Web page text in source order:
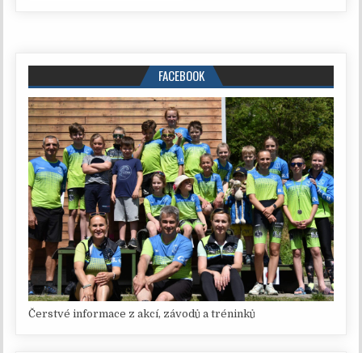
FACEBOOK
Čerstvé informace z akcí, závodů a tréninků